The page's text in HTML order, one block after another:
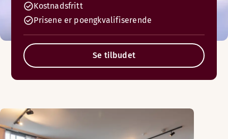
Kostnadsfritt
Prisene er poengkvalifiserende
Se tilbudet